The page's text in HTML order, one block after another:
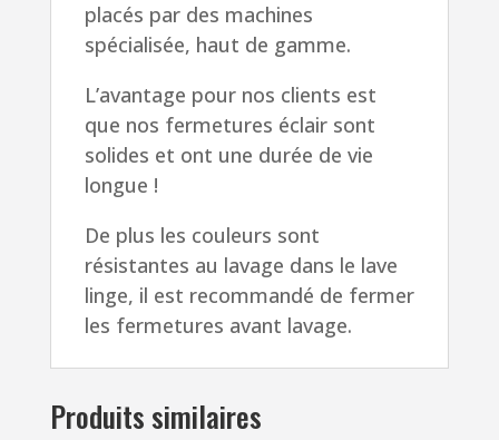
placés par des machines
spécialisée, haut de gamme.
L’avantage pour nos clients est
que nos fermetures éclair sont
solides et ont une durée de vie
longue !
De plus les couleurs sont
résistantes au lavage dans le lave
linge, il est recommandé de fermer
les fermetures avant lavage.
Produits similaires